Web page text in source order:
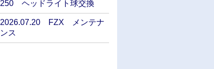
250 ヘッドライト球交換
2026.07.20 FZX メンテナ
ンス